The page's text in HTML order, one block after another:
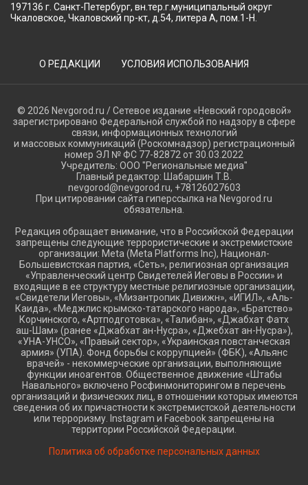
197136 г. Санкт-Петербург, вн.тер.г.муниципальный округ
Чкаловское, Чкаловский пр-кт, д.54, литера А, пом.1-Н.
О РЕДАКЦИИ УСЛОВИЯ ИСПОЛЬЗОВАНИЯ
© 2026 Nevgorod.ru / Сетевое издание «Невский городовой»
зарегистрировано Федеральной службой по надзору в сфере
связи, информационных технологий
и массовых коммуникаций (Роскомнадзор) регистрационный
номер ЭЛ № ФС 77-82872 от 30.03.2022
Учредитель: ООО "Региональные медиа"
Главный редактор: Шабаршин Т.В.
nevgorod@nevgorod.ru, +78126027603
При цитировании сайта гиперссылка на Nevgorod.ru
обязательна.
Редакция обращает внимание, что в Российской Федерации
запрещены следующие террористические и экстремистские
организации: Meta (Meta Platforms Inc), Национал-
Большевистская партия, «Сеть», религиозная организация
«Управленческий центр Свидетелей Иеговы в России» и
входящие в ее структуру местные религиозные организации,
«Свидетели Иеговы», «Мизантропик Дивижн», «ИГИЛ», «Аль-
Каида», «Меджлис крымско-татарского народа», «Братство»
Корчинского, «Артподготовка», «Талибан», «Джабхат Фатх
аш-Шам» (ранее «Джабхат ан-Нусра», «Джебхат ан-Нусра»),
«УНА-УНСО», «Правый сектор», «Украинская повстанческая
армия» (УПА). Фонд борьбы с коррупцией» (ФБК), «Альянс
врачей» - некоммерческие организации, выполняющие
функции иноагентов. Общественное движение «Штабы
Навального» включено Росфинмониторингом в перечень
организаций и физических лиц, в отношении которых имеются
сведения об их причастности к экстремистской деятельности
или терроризму. Instagram и Facebook запрещены на
территории Российской Федерации.
Политика об обработке персональных данных